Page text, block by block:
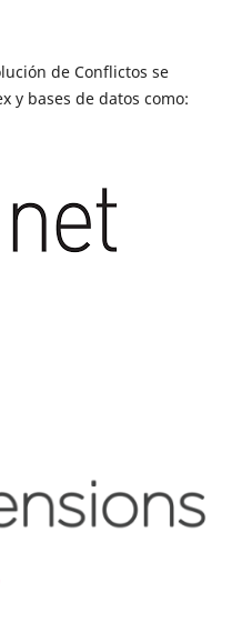
de Conflictos se
y bases de datos como: